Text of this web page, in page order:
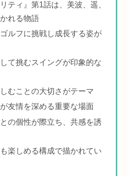
ティ』第1話は、美波、遥、
れる物語
ルフに挑戦し成長する姿が
て挑むスイングが印象的な
むことの大切さがテーマ
友情を深める重要な場面
の個性が際立ち、共感を誘
楽しめる構成で描かれてい